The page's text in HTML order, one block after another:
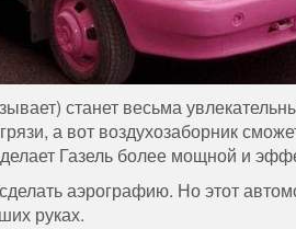
станет весьма
а вот воздухозаборник
Газель более мощной и
аэрографию. Но этот
руках.